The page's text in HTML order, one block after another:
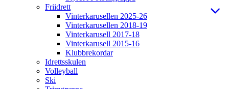
Friidrett
Vinterkarusellen 2025-26
Vinterkarusellen 2018-19
Vinterkarusell 2017-18
Vinterkarusell 2015-16
Klubbrekordar
Idrettsskulen
Volleyball
Ski